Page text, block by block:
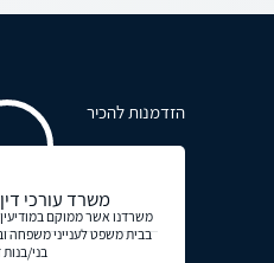
הזדמנות להכיר
משרד עורכי
משרדנו אשר ממוקם
בבית משפט לענייני משפחה
בני/בנות